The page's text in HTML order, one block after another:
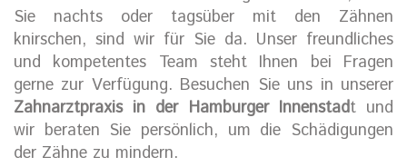
Sie nachts oder tagsüber mit den Zähnen
knirschen, sind wir für Sie da. Unser freundliches
und kompetentes Team steht Ihnen bei Fragen
gerne zur Verfügung. Besuchen Sie uns in unserer
Zahnarztpraxis in der Hamburger Innenstadt und
wir beraten Sie persönlich, um die Schädigungen
der Zähne zu mindern.